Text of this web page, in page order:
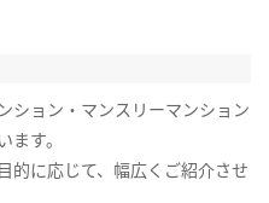
ション・マンスリーマンション
ます。
的に応じて、幅広くご紹介させ